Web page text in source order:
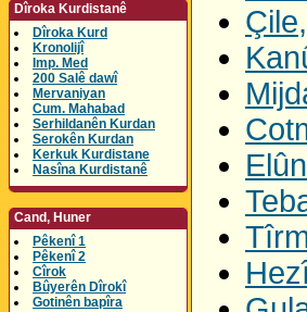
Dîroka Kurdistanê
Dîroka Kurd
Kronolijî
Imp. Med
200 Salê dawî
Mervaniyan
Cum. Mahabad
Serhildanên Kurdan
Serokên Kurdan
Kerkuk Kurdistane
Nasîna Kurdistanê
Cand, Huner
Pêkenî 1
Pêkenî 2
Cîrok
Bûyerên Dîrokî
Gotinên bapîra